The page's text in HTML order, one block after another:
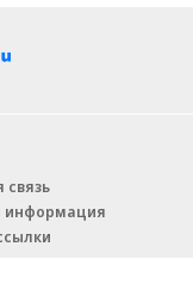
связь
информация